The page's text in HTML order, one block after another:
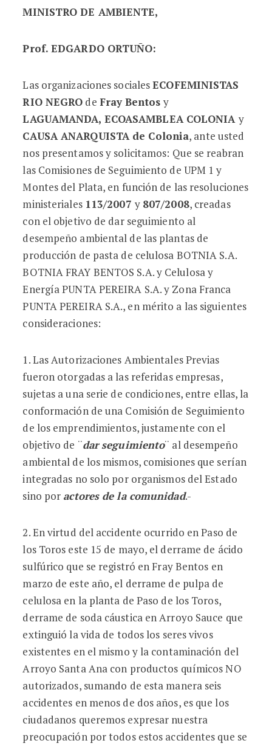
MINISTRO DE AMBIENTE,
Prof. EDGARDO ORTUÑO:
Las organizaciones socialesECOFEMINISTAS
RIO NEGRO de Fray Bentos y
LAGUAMANDA, ECOASAMBLEA COLONIA y
CAUSA ANARQUISTA de Colonia, ante usted
nos presentamos y solicitamos: Que se reabran
las Comisiones de Seguimiento de UPM 1 y
Montes del Plata, en función de las resoluciones
ministeriales 113/2007 y 807/2008, creadas
con el objetivo de dar seguimiento al
desempeño ambiental de las plantas de
producción de pasta de celulosa BOTNIA S.A.
BOTNIA FRAY BENTOS S.A. y Celulosa y
Energía PUNTA PEREIRA S.A. y Zona Franca
PUNTA PEREIRA S.A., en mérito a las siguientes
consideraciones:
1. Las Autorizaciones Ambientales Previas
fueron otorgadas a las referidas empresas,
sujetas a una serie de condiciones, entre ellas, la
conformación de una Comisión de Seguimiento
de los emprendimientos, justamente con el
objetivo de ¨dar seguimiento¨ al desempeño
ambiental de los mismos, comisiones que serían
integradas no solo por organismos del Estado
sino por actores de la comunidad.-
2. En virtud del accidente ocurrido en Paso de
los Toros este 15 de mayo, el derrame de ácido
sulfúrico que se registró en Fray Bentos en
marzo de este año, el derrame de pulpa de
celulosa en la planta de Paso de los Toros,
derrame de soda cáustica en Arroyo Sauce que
extinguió la vida de todos los seres vivos
existentes en el mismo y la contaminación del
Arroyo Santa Ana con productos químicos NO
autorizados, sumando de esta manera seis
accidentes en menos de dos años, es que los
ciudadanos queremos expresar nuestra
preocupación por todos estos accidentes que se